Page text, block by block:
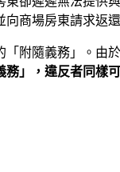
商場房東請求返
附隨義務」。由
」，違反者同樣